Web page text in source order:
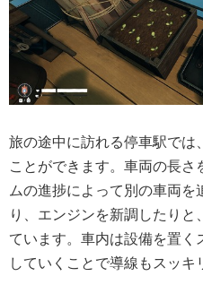
旅の途中に訪れる停車駅では
ことができます。車両の長
ムの進捗によって別の車両を
り、エンジンを新調したり
ています。車内は設備を置
していくことで導線もスッキ